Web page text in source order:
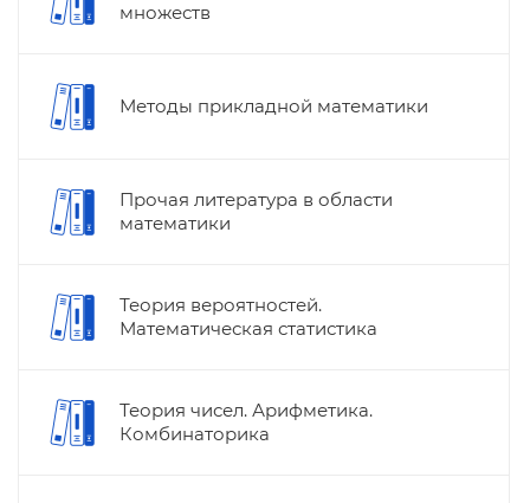
множеств
Методы прикладной математики
Прочая литература в области
математики
Теория вероятностей.
Математическая статистика
Теория чисел. Арифметика.
Комбинаторика